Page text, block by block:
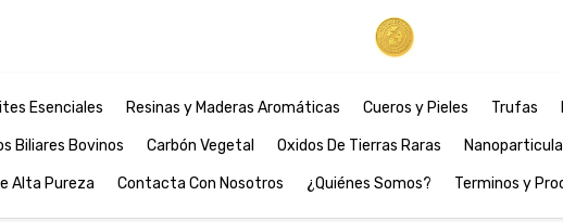
Esenciales Resinas y Maderas Aromáticas Cueros y Pieles Trufas
Biliares Bovinos Carbón Vegetal Oxidos De Tierras Raras
Alta Pureza Contacta Con Nosotros ¿Quiénes Somos? Terminos y